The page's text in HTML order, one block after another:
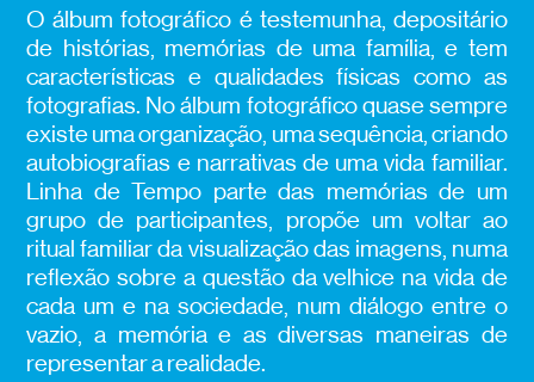
O álbum fotográfico é testemunha, depositário
de histórias, memórias de uma família, e tem
características e qualidades físicas como as
fotografias. No álbum fotográfico quase sempre
existe uma organização, uma sequência, criando
autobiografias e narrativas de uma vida familiar.
Linha de Tempo parte das memórias de um
grupo de participantes, propõe um voltar ao
ritual familiar da visualização das imagens, numa
reflexão sobre a questão da velhice na vida de
cada um e na sociedade, num diálogo entre o
vazio, a memória e as diversas maneiras de
representar a realidade.